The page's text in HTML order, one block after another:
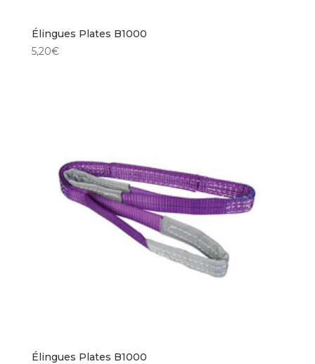
Élingues Plates B1000
5,20€
Élingues Plates B1000